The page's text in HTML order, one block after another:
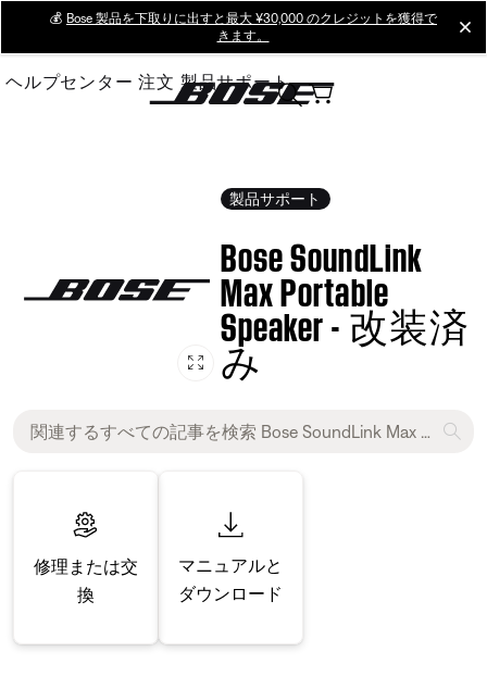
Main
💰 Bose 製品を下取りに出すと最大 ¥30,000 のクレジットを獲得で
きます。
ヘルプセンター 注文 製品サポート
製品サポート
Bose SoundLink
Max Portable
Speaker - 改装済
み
修理または交
換
マニュアルと
ダウンロード